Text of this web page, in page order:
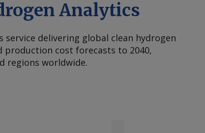
vessels were acquired on the secondary
delivery this quarter, with two newbuild
acquisitions come as Adnoc prepares for
with the UAE targeting oil production
2027. They could give the company greater
b/d Adcop pipeline running from
Analytics
service delivering global clean hydrogen
production cost forecasts to 2040,
regions worldwide.